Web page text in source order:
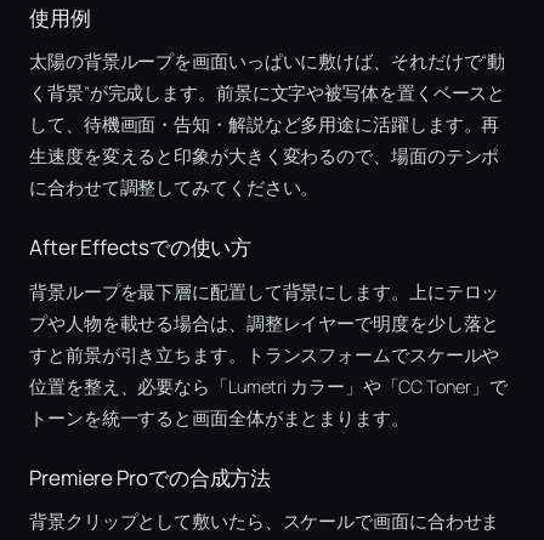
使用例
太陽の背景ループを画面いっぱいに敷けば、それだけで“動
く背景”が完成します。前景に文字や被写体を置くベースと
して、待機画面・告知・解説など多用途に活躍します。再
生速度を変えると印象が大きく変わるので、場面のテンポ
に合わせて調整してみてください。
After Effectsでの使い方
背景ループを最下層に配置して背景にします。上にテロッ
プや人物を載せる場合は、調整レイヤーで明度を少し落と
すと前景が引き立ちます。トランスフォームでスケールや
位置を整え、必要なら「Lumetri カラー」や「CC Toner」で
トーンを統一すると画面全体がまとまります。
Premiere Proでの合成方法
背景クリップとして敷いたら、スケールで画面に合わせま